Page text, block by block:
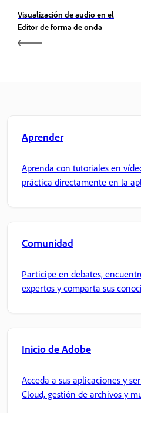
Visualización de audio en el
Editor de forma de onda
Aprender
Aprenda con tutoriales en
práctica directamente en la
Comunidad
Participe en debates,
expertos y comparta sus
Inicio de Adobe
Acceda a sus aplicaciones y
Cloud, gestión de archivos y